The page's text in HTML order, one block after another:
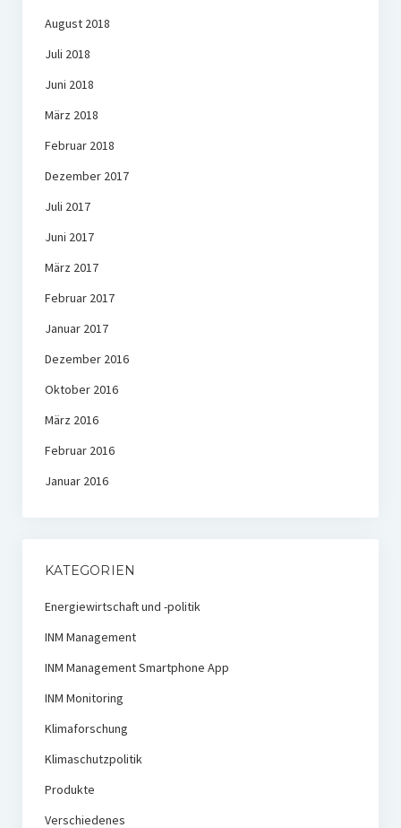
August 2018
Juli 2018
Juni 2018
März 2018
Februar 2018
Dezember 2017
Juli 2017
Juni 2017
März 2017
Februar 2017
Januar 2017
Dezember 2016
Oktober 2016
März 2016
Februar 2016
Januar 2016
KATEGORIEN
Energiewirtschaft und -politik
INM Management
INM Management Smartphone App
INM Monitoring
Klimaforschung
Klimaschutzpolitik
Produkte
Verschiedenes